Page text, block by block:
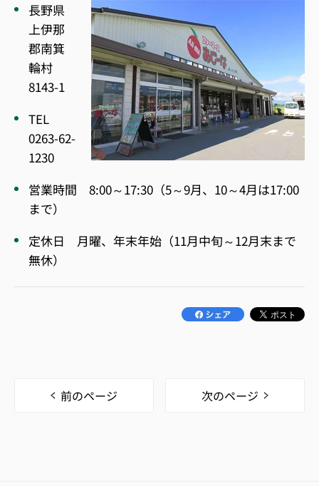
長野県
上伊那
郡南箕
輪村
8143-1
TEL
0263-62-
1230
営業時間 8:00～17:30（5～9月、10～4月は17:00
まで）
定休日 月曜、年末年始（11月中旬～12月末まで
無休）
前のページ 次のページ